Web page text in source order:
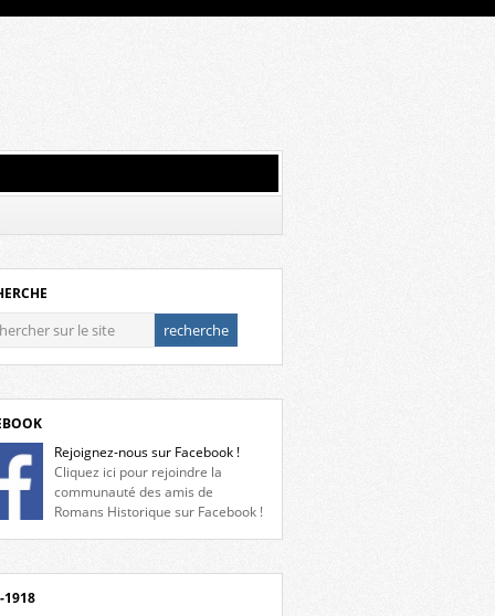
Rejoignez-nous sur Facebook !
Cliquez ici pour rejoindre la
communauté des amis de
Romans Historique sur Facebook !
1918